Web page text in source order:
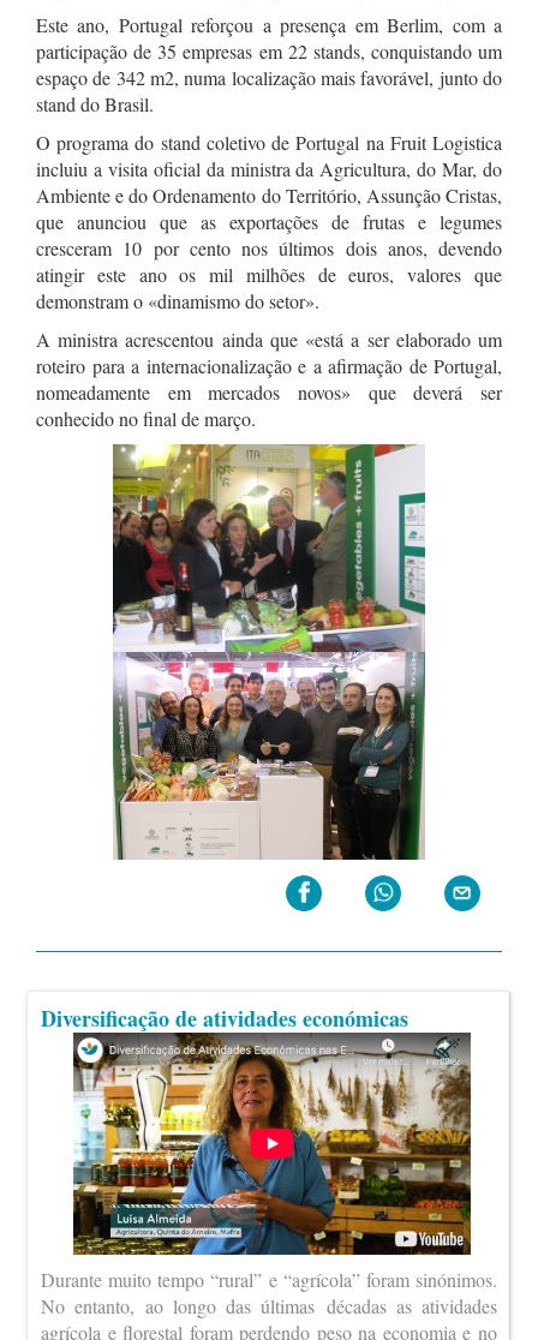
Este ano, Portugal reforçou a presença em Berlim, com a
participação de 35 empresas em 22 stands, conquistando um
espaço de 342 m2, numa localização mais favorável, junto do
stand do Brasil.
O programa do stand coletivo de Portugal na Fruit Logistica
incluiu a visita oficial da ministra da Agricultura, do Mar, do
Ambiente e do Ordenamento do Território, Assunção Cristas,
que anunciou que as exportações de frutas e legumes
cresceram 10 por cento nos últimos dois anos, devendo
atingir este ano os mil milhões de euros, valores que
demonstram o «dinamismo do setor».
A ministra acrescentou ainda que «está a ser elaborado um
roteiro para a internacionalização e a afirmação de Portugal,
nomeadamente em mercados novos» que deverá ser
conhecido no final de março.
Diversificação de atividades económicas
Durante muito tempo “rural” e “agrícola” foram sinónimos.
No entanto, ao longo das últimas décadas as atividades
agrícola e florestal foram perdendo peso na economia e no